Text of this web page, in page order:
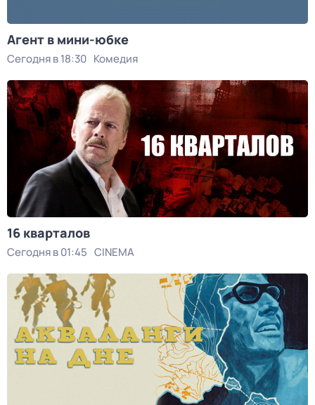
Агент в мини-юбке
Сегодня в 18:30 Комедия
16 кварталов
Сегодня в 01:45 CINEMA